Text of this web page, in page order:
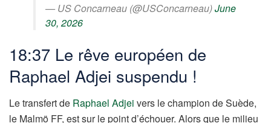
— US Concarneau (@USConcarneau)June
30, 2026
18:37 Le rêve européen de
Raphael Adjei suspendu !
Le transfert de Raphael Adjei vers le champion de Suède,
le Malmö FF, est sur le point d’échouer. Alors que le milieu